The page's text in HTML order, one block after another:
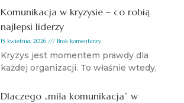
Komunikacja w kryzysie – co robią
najlepsi liderzy
15 kwietnia, 2026 Brak komentarzy
Kryzys jest momentem prawdy dla
każdej organizacji. To właśnie wtedy,
Dlaczego „miła komunikacja” w